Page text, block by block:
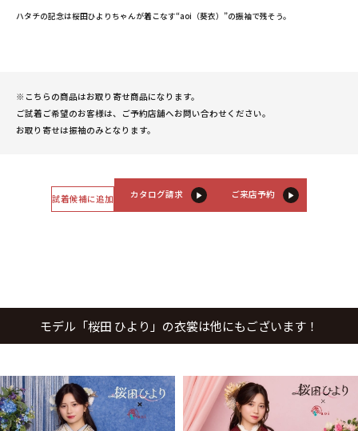
ハタチの記念は桜田ひよりちゃんが着こなす“aoi（葵衣）”の振袖で残そう。
※こちらの商品はお取り寄せ商品になります。
ご試着ご希望のお客様は、ご予約店舗へお問い合わせください。
お取り寄せは振袖のみとなります。
試着候補に追加 カタログ請求 ご来店予約
モデル「桜田 ひより」の衣裳は他にもございます！